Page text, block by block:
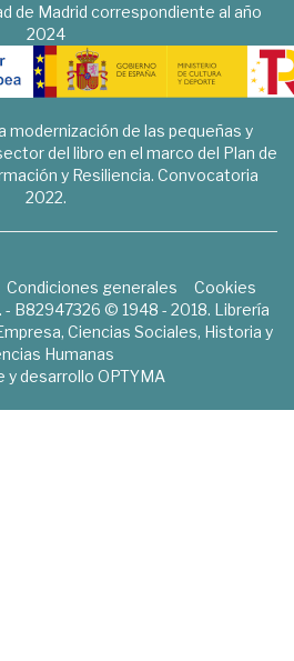
de Madrid correspondiente al año
2024
modernización de las pequeñas y
del libro en el marco del Plan de
y Resiliencia. Convocatoria
2022.
Condiciones generales
Cookies
- B82947326 © 1948 - 2018. Librería
Ciencias Sociales, Historia y
Humanas
y desarrollo OPTYMA